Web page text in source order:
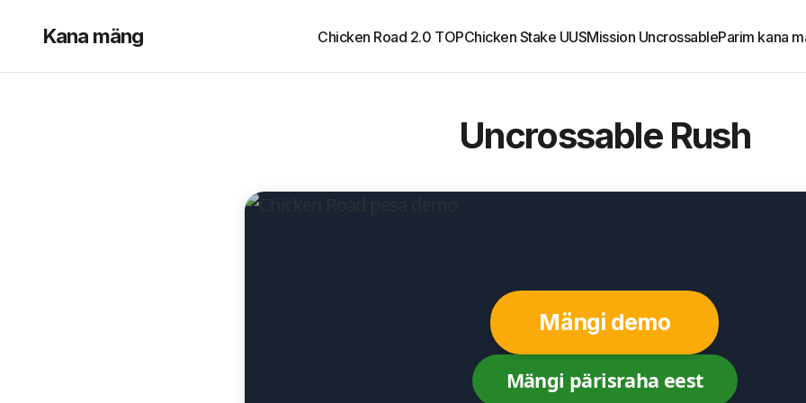
Kana mäng Chicken Road 2.0 TOPChicken Stake UUSMission UncrossableParim kana
Uncrossable Rush
Mängi demo
Mängi pärisraha eest